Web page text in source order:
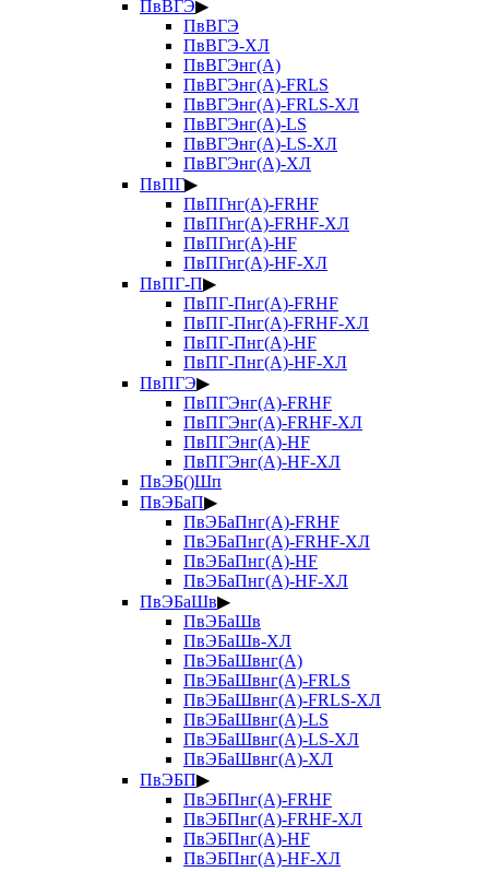
ПвВГЭ▶
ПвВГЭ
ПвВГЭ-ХЛ
ПвВГЭнг(А)
ПвВГЭнг(А)-FRLS
ПвВГЭнг(А)-FRLS-ХЛ
ПвВГЭнг(А)-LS
ПвВГЭнг(А)-LS-ХЛ
ПвВГЭнг(А)-ХЛ
ПвПГ▶
ПвПГнг(А)-FRHF
ПвПГнг(А)-FRHF-ХЛ
ПвПГнг(А)-HF
ПвПГнг(А)-HF-ХЛ
ПвПГ-П▶
ПвПГ-Пнг(А)-FRHF
ПвПГ-Пнг(А)-FRHF-ХЛ
ПвПГ-Пнг(А)-HF
ПвПГ-Пнг(А)-HF-ХЛ
ПвПГЭ▶
ПвПГЭнг(А)-FRHF
ПвПГЭнг(А)-FRHF-ХЛ
ПвПГЭнг(А)-HF
ПвПГЭнг(А)-HF-ХЛ
ПвЭБ()Шп
ПвЭБаП▶
ПвЭБаПнг(А)-FRHF
ПвЭБаПнг(А)-FRHF-ХЛ
ПвЭБаПнг(А)-HF
ПвЭБаПнг(А)-HF-ХЛ
ПвЭБаШв▶
ПвЭБаШв
ПвЭБаШв-ХЛ
ПвЭБаШвнг(А)
ПвЭБаШвнг(А)-FRLS
ПвЭБаШвнг(А)-FRLS-ХЛ
ПвЭБаШвнг(А)-LS
ПвЭБаШвнг(А)-LS-ХЛ
ПвЭБаШвнг(А)-ХЛ
ПвЭБП▶
ПвЭБПнг(А)-FRHF
ПвЭБПнг(А)-FRHF-ХЛ
ПвЭБПнг(А)-HF
ПвЭБПнг(А)-HF-ХЛ